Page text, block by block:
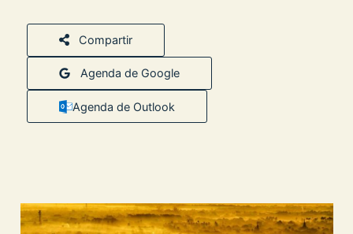
Compartir
Agenda de Google
Agenda de Outlook